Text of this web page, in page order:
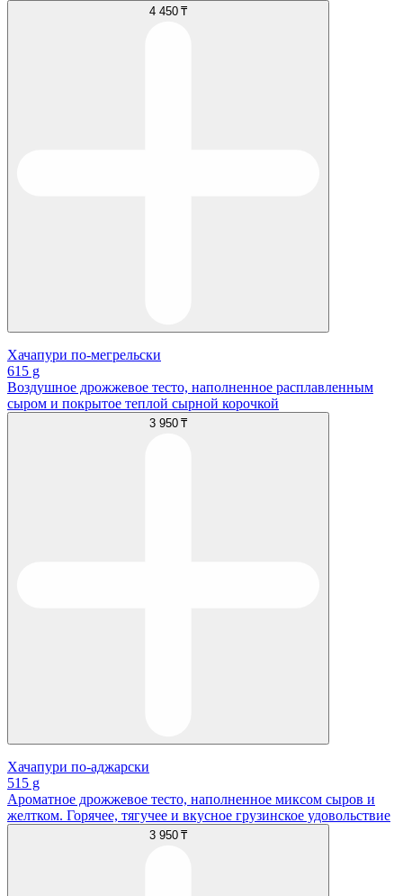
4 450 ₸
Хачапури по-мегрельски
615 g
Воздушное дрожжевое тесто, наполненное расплавленным
сыром и покрытое теплой сырной корочкой
3 950 ₸
Хачапури по-аджарски
515 g
Ароматное дрожжевое тесто, наполненное миксом сыров и
желтком. Горячее, тягучее и вкусное грузинское удовольствие
3 950 ₸